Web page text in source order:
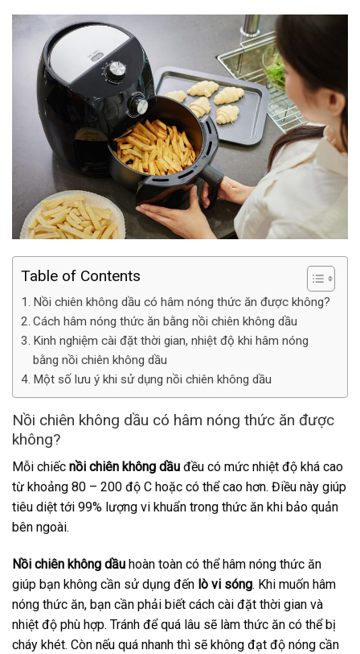
Table of Contents
Nồi chiên không dầu có hâm nóng thức ăn được không?
Cách hâm nóng thức ăn bằng nồi chiên không dầu
Kinh nghiệm cài đặt thời gian, nhiệt độ khi hâm nóng
bằng nồi chiên không dầu
Một số lưu ý khi sử dụng nồi chiên không dầu
Nồi chiên không dầu có hâm nóng thức ăn được
không?
Mỗi chiếc nồi chiên không dầu đều có mức nhiệt độ khá cao
từ khoảng 80 – 200 độ C hoặc có thể cao hơn. Điều này giúp
tiêu diệt tới 99% lượng vi khuẩn trong thức ăn khi bảo quản
bên ngoài.
Nồi chiên không dầu hoàn toàn có thể hâm nóng thức ăn
giúp bạn không cần sử dụng đến lò vi sóng. Khi muốn hâm
nóng thức ăn, bạn cần phải biết cách cài đặt thời gian và
nhiệt độ phù hợp. Tránh để quá lâu sẽ làm thức ăn có thể bị
cháy khét. Còn nếu quá nhanh thì sẽ không đạt độ nóng cần